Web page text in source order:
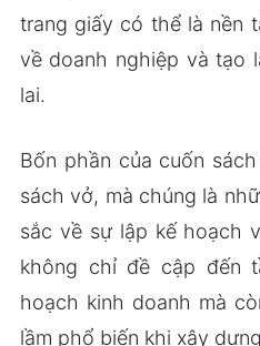
trang giấy có thể là nền
về doanh nghiệp và tạo
lai.
Bốn phần của cuốn
sách vở, mà chúng là
sắc về sự lập kế hoạch
không chỉ đề cập đến
hoạch kinh doanh mà
lầm phổ biến khi xây